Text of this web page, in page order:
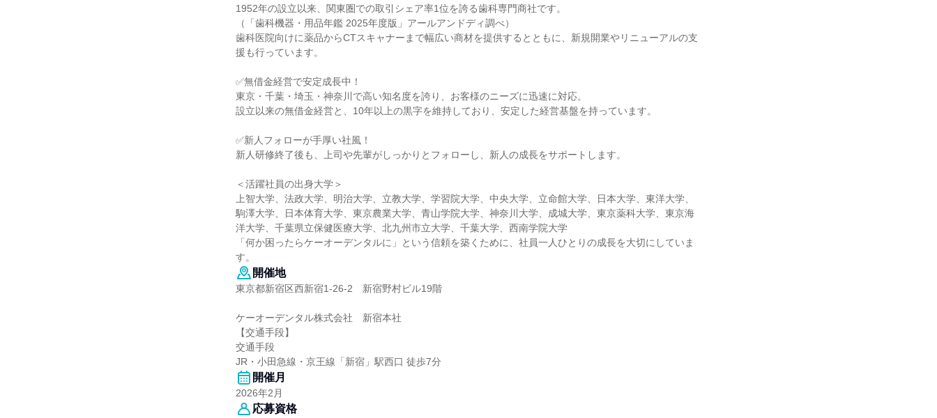
1952年の設立以来、関東圏での取引シェア率1位を誇る歯科専門商社です。
（「歯科機器・用品年鑑 2025年度版」アールアンドディ調べ）
歯科医院向けに薬品からCTスキャナーまで幅広い商材を提供するとともに、新規開業やリニューアルの支
援も行っています。
✅無借金経営で安定成長中！
東京・千葉・埼玉・神奈川で高い知名度を誇り、お客様のニーズに迅速に対応。
設立以来の無借金経営と、10年以上の黒字を維持しており、安定した経営基盤を持っています。
✅新人フォローが手厚い社風！
新人研修終了後も、上司や先輩がしっかりとフォローし、新人の成長をサポートします。
＜活躍社員の出身大学＞
上智大学、法政大学、明治大学、立教大学、学習院大学、中央大学、立命館大学、日本大学、東洋大学、
駒澤大学、日本体育大学、東京農業大学、青山学院大学、神奈川大学、成城大学、東京薬科大学、東京海
洋大学、千葉県立保健医療大学、北九州市立大学、千葉大学、西南学院大学
「何か困ったらケーオーデンタルに」という信頼を築くために、社員一人ひとりの成長を大切にしていま
す。
開催地
東京都新宿区西新宿1-26-2 新宿野村ビル19階
ケーオーデンタル株式会社 新宿本社
【交通手段】
交通手段
JR・小田急線・京王線「新宿」駅西口 徒歩7分
開催月
2026年2月
応募資格